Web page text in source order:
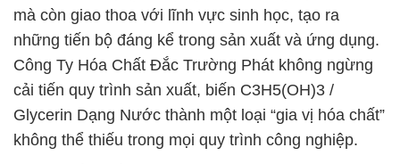
mà còn giao thoa với lĩnh vực sinh học, tạo ra
những tiến bộ đáng kể trong sản xuất và ứng dụng.
Công Ty Hóa Chất Đắc Trường Phát không ngừng
cải tiến quy trình sản xuất, biến C3H5(OH)3 /
Glycerin Dạng Nước thành một loại “gia vị hóa chất”
không thể thiếu trong mọi quy trình công nghiệp.